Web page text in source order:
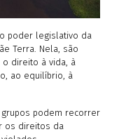
poder legislativo da
Terra. Nela, são
direito à vida, à
ao equilíbrio, à
grupos podem recorrer
os direitos da